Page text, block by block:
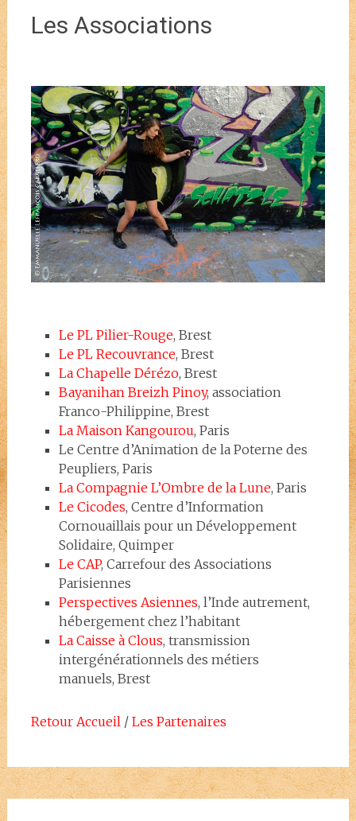
Les Associations
Le PL Pilier-Rouge, Brest
Le PL Recouvrance, Brest
La Chapelle Dérézo, Brest
Bayanihan Breizh Pinoy, association
Franco-Philippine, Brest
La Maison Kangourou, Paris
Le Centre d’Animation de la Poterne des
Peupliers, Paris
La Compagnie L’Ombre de la Lune, Paris
Le Cicodes, Centre d’Information
Cornouaillais pour un Développement
Solidaire, Quimper
Le CAP, Carrefour des Associations
Parisiennes
Perspectives Asiennes, l’Inde autrement,
hébergement chez l’habitant
La Caisse à Clous, transmission
intergénérationnels des métiers
manuels, Brest
Retour Accueil/ Les Partenaires